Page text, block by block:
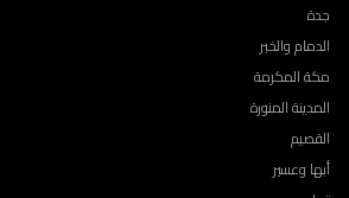
جدة
الدمام والخبر
مكة المكرمة
المدينة المنورة
القصيم
أبها وعسير